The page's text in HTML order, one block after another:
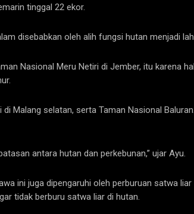
tinggal 22 ekor.
disebabkan oleh alih fungsi hutan menjadi
Nasional Meru Netiri di Jember, itu karena
Malang selatan, serta Taman Nasional
antara hutan dan perkebunan,” ujar Ayu.
ini juga dipengaruhi oleh perburuan satwa
tidak berburu satwa liar di hutan.